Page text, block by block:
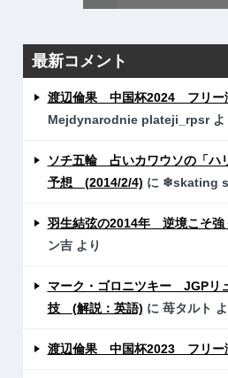
最新コメント
渡辺倫果 中国杯2024 フリー
Mejdynarodnie plateji_rpsrよ
ソチ五輪 占いカワウソの「ハ
予想 (2014/2/4) に ❄skating
羽生結弦の2014年 逆境こそ
ン吉より
マーク・ゴロニツキー JGPリ
技 (解説：英語) に 苺タルト
渡辺倫果 中国杯2023 フリー